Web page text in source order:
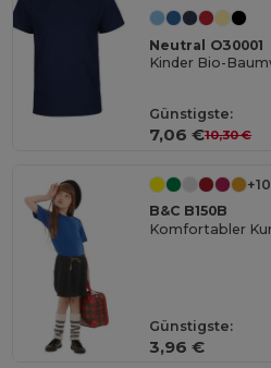
Neutral O30001
Günstigste:
7,06 €10,30 €
+10
B&C B150B
Günstigste:
3,96 €